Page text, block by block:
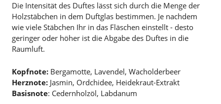
Die Intensität des Duftes lässt sich durch die Menge der
Holzstäbchen in dem Duftglas bestimmen. Je nachdem
wie viele Stäbchen Ihr in das Fläschen einstellt - desto
geringer oder höher ist die Abgabe des Duftes in die
Raumluft.
Kopfnote: Bergamotte, Lavendel, Wacholderbeer
Herznote: Jasmin, Ordchidee, Heidekraut-Extrakt
Basisnote: Cedernholzöl, Labdanum